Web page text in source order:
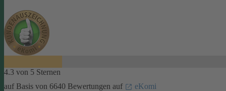
4.3 von 5 Sternen
auf Basis von 6640 Bewertungen auf
eKomi